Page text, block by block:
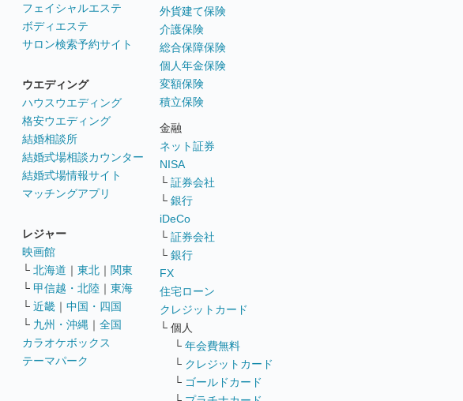
フェイシャルエステ
ボディエステ
サロン検索予約サイト
ウエディング
ハウスウエディング
格安ウエディング
結婚相談所
結婚式場相談カウンター
結婚式場情報サイト
マッチングアプリ
レジャー
映画館
└ 北海道 ｜ 東北 ｜ 関東
└ 甲信越・北陸 ｜ 東海
└ 近畿 ｜ 中国・四国
└ 九州・沖縄 ｜ 全国
カラオケボックス
テーマパーク
外貨建て保険
介護保険
総合保障保険
個人年金保険
変額保険
積立保険
金融
ネット証券
NISA
└ 証券会社
└ 銀行
iDeCo
└ 証券会社
└ 銀行
FX
住宅ローン
クレジットカード
└ 個人
└ 年会費無料
└ クレジットカード
└ ゴールドカード